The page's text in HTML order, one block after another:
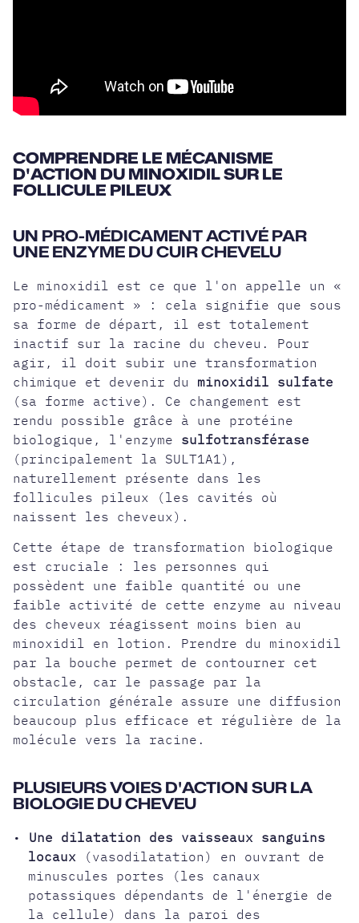
COMPRENDRE LE MÉCANISME
D'ACTION DU MINOXIDIL SUR LE
FOLLICULE PILEUX
UN PRO-MÉDICAMENT ACTIVÉ PAR
UNE ENZYME DU CUIR CHEVELU
Le minoxidil est ce que l'on appelle un «
pro-médicament » : cela signifie que sous
sa forme de départ, il est totalement
inactif sur la racine du cheveu. Pour
agir, il doit subir une transformation
chimique et devenir du minoxidil sulfate
(sa forme active). Ce changement est
rendu possible grâce à une protéine
biologique, l'enzyme sulfotransférase
(principalement la SULT1A1),
naturellement présente dans les
follicules pileux (les cavités où
naissent les cheveux).
Cette étape de transformation biologique
est cruciale : les personnes qui
possèdent une faible quantité ou une
faible activité de cette enzyme au niveau
des cheveux réagissent moins bien au
minoxidil en lotion. Prendre du minoxidil
par la bouche permet de contourner cet
obstacle, car le passage par la
circulation générale assure une diffusion
beaucoup plus efficace et régulière de la
molécule vers la racine.
PLUSIEURS VOIES D'ACTION SUR LA
BIOLOGIE DU CHEVEU
• Une dilatation des vaisseaux sanguins
locaux (vasodilatation) en ouvrant de
minuscules portes (les canaux
potassiques dépendants de l'énergie de
la cellule) dans la paroi des